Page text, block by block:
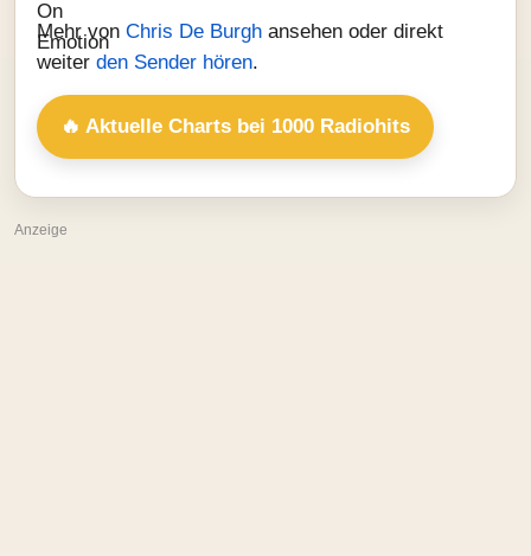
Mehr von Chris De Burgh ansehen oder direkt
weiter den Sender hören.
🔥 Aktuelle Charts bei 1000 Radiohits
Anzeige